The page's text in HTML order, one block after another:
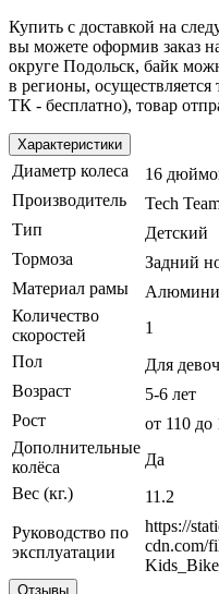
Купить с доставкой на
вы можете оформив заказ
округе Подольск, байк
в регионы,
ТК - бесплатно), товар
Характеристики
Диаметр колеса
16
Производитель
Tech
Тип
Детский
Тормоза
Задний
Материал рамы
Количество
скоростей
1
Пол
Для
Возраст
5-6 лет
Рост
от 110 до
Дополнительные
колёса
Да
Вес (кг.)
11.2
Руководство по
эксплуатации
https://
cdn.com/
Отзывы